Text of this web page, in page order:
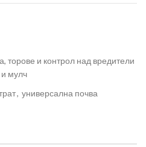
торове и контрол над вредители
мулч
, универсална почва